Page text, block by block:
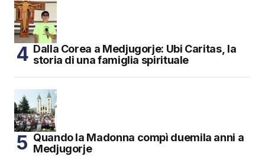
Dalla Corea a Medjugorje: Ubi Caritas, la
storia di una famiglia spirituale
Quando la Madonna compì duemila anni a
Medjugorje